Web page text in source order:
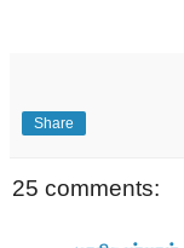
Share
25 comments: